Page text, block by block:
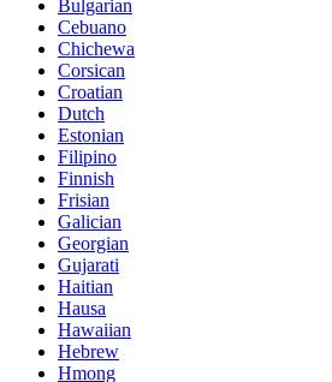
Bulgarian
Cebuano
Chichewa
Corsican
Croatian
Dutch
Estonian
Filipino
Finnish
Frisian
Galician
Georgian
Gujarati
Haitian
Hausa
Hawaiian
Hebrew
Hmong